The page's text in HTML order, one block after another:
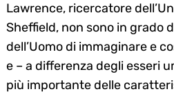
Lawrence, ricercatore
Sheffield, non sono in grado
dell’Uomo di immaginare e
e – a differenza degli esseri
più importante delle